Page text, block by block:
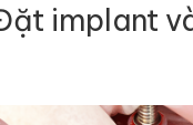
implant